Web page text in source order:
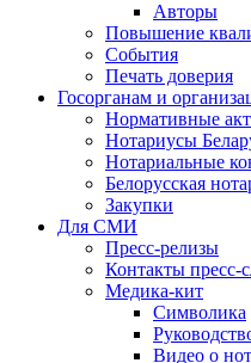
Авторы
Повышение
События
Печать доверия
Госорганам и
Нормативные
Нотариусы
Нотариальные
Белорусская
Закупки
Для СМИ
Пресс-релизы
Контакты пресс-
Медика-кит
Символика
Видео о